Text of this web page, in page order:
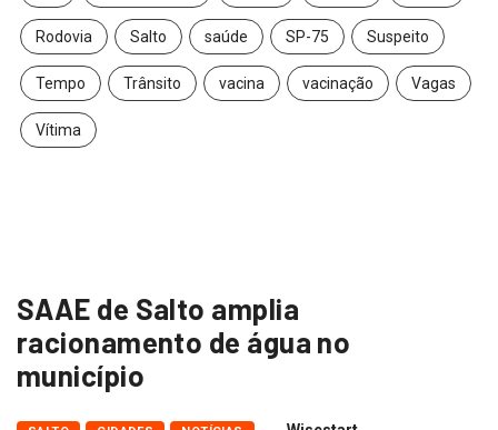
Rodovia Salto saúde SP-75 Suspeito
Tempo Trânsito vacina vacinação Vagas
Vítima
SAAE de Salto amplia
racionamento de água no
município